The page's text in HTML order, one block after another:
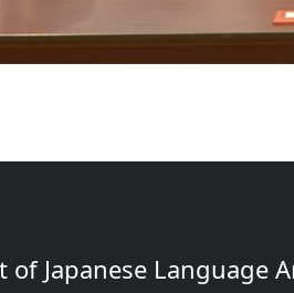
of Japanese Language